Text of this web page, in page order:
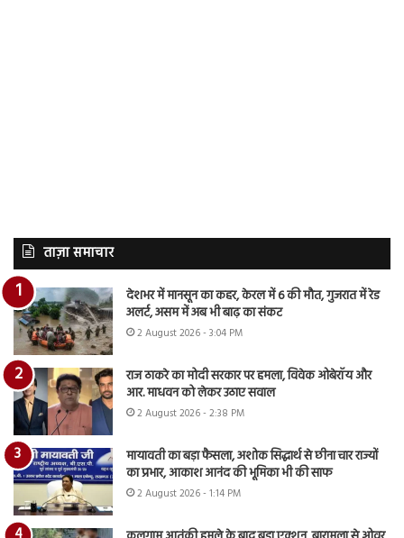
ताज़ा समाचार
देशभर में मानसून का कहर, केरल में 6 की मौत, गुजरात में रेड
अलर्ट, असम में अब भी बाढ़ का संकट
2 August 2026 - 3:04 PM
राज ठाकरे का मोदी सरकार पर हमला, विवेक ओबेरॉय और
आर. माधवन को लेकर उठाए सवाल
2 August 2026 - 2:38 PM
मायावती का बड़ा फैसला, अशोक सिद्धार्थ से छीना चार राज्यों
का प्रभार, आकाश आनंद की भूमिका भी की साफ
2 August 2026 - 1:14 PM